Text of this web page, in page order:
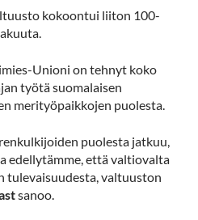
kokoontui liiton 100-
Unioni on tehnyt koko
työtä suomalaisen
merityöpaikkojen puolesta.
puolesta jatkuu,
edellytämme, että valtiovalta
tulevaisuudesta, valtuuston
sanoo.